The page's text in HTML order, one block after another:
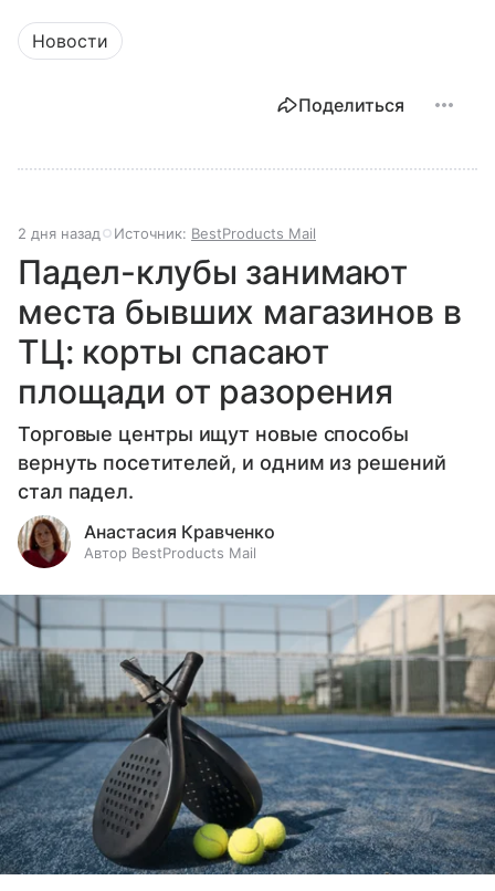
Новости
Поделиться
2 дня назад Источник: BestProducts Mail
Падел-клубы занимают
места бывших магазинов в
ТЦ: корты спасают
площади от разорения
Торговые центры ищут новые способы
вернуть посетителей, и одним из решений
стал падел.
Анастасия Кравченко
Автор BestProducts Mail